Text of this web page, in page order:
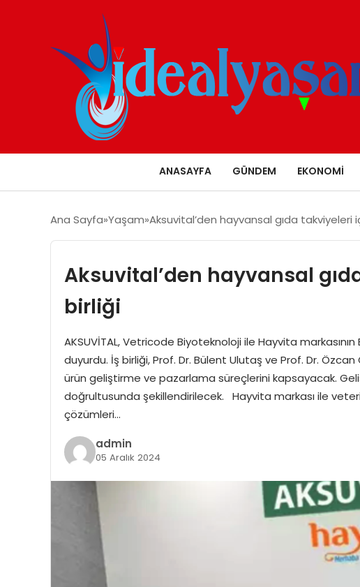
ANASAYFA GÜNDEM EKONOMI
Ana Sayfa Yaşam Aksuvital’den hayvansal gıda takviyeleri
Aksuvital’den hayvansal
birliği
AKSUVİTAL, Vetricode Biyoteknoloji ile Hayvita
duyurdu. İş birliği, Prof. Dr. Bülent Ulutaş ve Prof. Dr.
ürün geliştirme ve pazarlama süreçlerini kapsayacak.
doğrultusunda şekillendirilecek. Hayvita markası ile
çözümleri…
admin
05 Aralık 2024